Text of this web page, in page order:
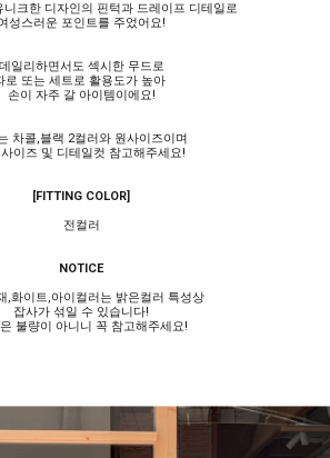
니크한 디자인의 핀턱과 드레이프 디테일로
성스러운 포인트를 주었어요!
데일리하면서도 섹시한 무드로
로 또는 세트로 활용도가 높아
손이 자주 갈 아이템이에요!
차콜,블랙 2컬러와 원사이즈이며
이즈 및 디테일컷 참고해주세요!
[FITTING COLOR]
전컬러
NOTICE
,화이트,아이컬러는 밝은컬러 특성상
잡사가 섞일 수 있습니다!
불량이 아니니 꼭 참고해주세요!